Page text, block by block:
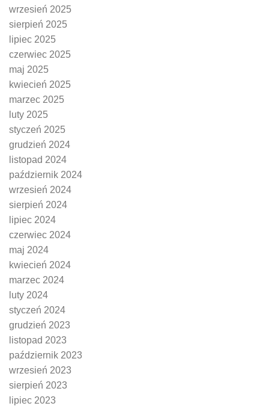
wrzesień 2025
sierpień 2025
lipiec 2025
czerwiec 2025
maj 2025
kwiecień 2025
marzec 2025
luty 2025
styczeń 2025
grudzień 2024
listopad 2024
październik 2024
wrzesień 2024
sierpień 2024
lipiec 2024
czerwiec 2024
maj 2024
kwiecień 2024
marzec 2024
luty 2024
styczeń 2024
grudzień 2023
listopad 2023
październik 2023
wrzesień 2023
sierpień 2023
lipiec 2023